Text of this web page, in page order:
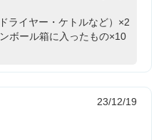
ライヤー・ケトルなど）×2
ボール箱に入ったもの×10
23/12/19